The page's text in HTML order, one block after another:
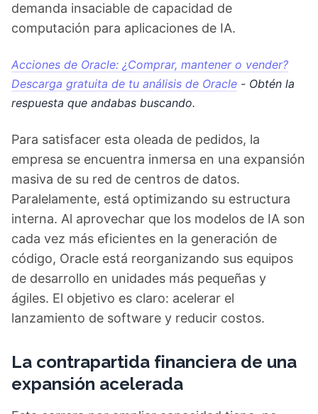
demanda insaciable de capacidad de
computación para aplicaciones de IA.
Acciones de Oracle: ¿Comprar, mantener o vender?
Descarga gratuita de tu análisis de Oracle - Obtén la
respuesta que andabas buscando.
Para satisfacer esta oleada de pedidos, la
empresa se encuentra inmersa en una expansión
masiva de su red de centros de datos.
Paralelamente, está optimizando su estructura
interna. Al aprovechar que los modelos de IA son
cada vez más eficientes en la generación de
código, Oracle está reorganizando sus equipos
de desarrollo en unidades más pequeñas y
ágiles. El objetivo es claro: acelerar el
lanzamiento de software y reducir costos.
La contrapartida financiera de una
expansión acelerada